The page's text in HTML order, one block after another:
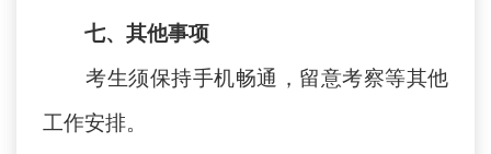
七、其他事项
考生须保持手机畅通，留意考察等其他
工作安排。